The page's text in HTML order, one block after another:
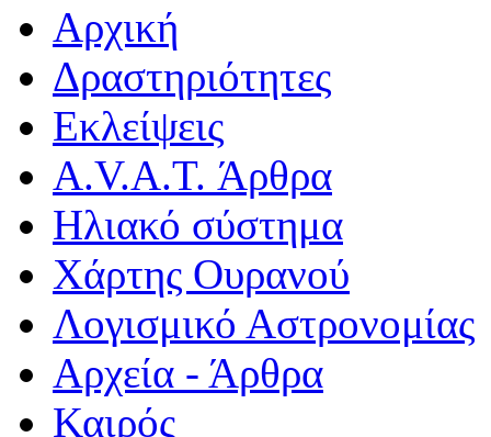
Αρχική
Δραστηριότητες
Εκλείψεις
A.V.A.T. Άρθρα
Ηλιακό σύστημα
Χάρτης Ουρανού
Λογισμικό Αστρoνομίας
Αρχεία - Άρθρα
Καιρός